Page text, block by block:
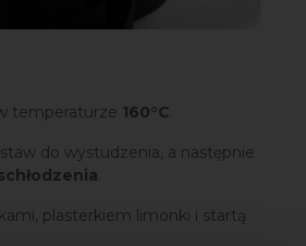
temperaturze 160°C
do wystudzenia, a następnie
plasterkiem limonki i startą